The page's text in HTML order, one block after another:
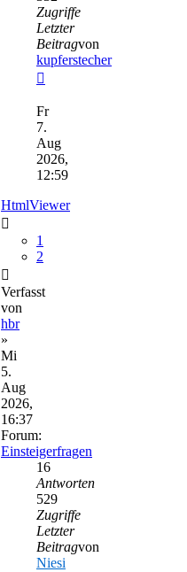
Zugriffe
Letzter
Beitragvon
kupferstecher
Beitrag
Fr
7.
Aug
2026,
12:59
HtmlViewer
1
2
Verfasst
von
hbr
»
Mi
5.
Aug
2026,
16:37
Forum:
Einsteigerfragen
16
Antworten
529
Zugriffe
Letzter
Beitragvon
Niesi